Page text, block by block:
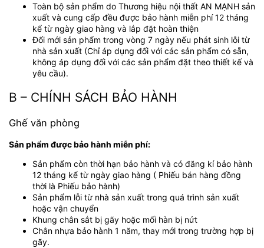
Toàn bộ sản phẩm do Thương hiệu nội thất AN MẠNH sản
xuất và cung cấp đều được bảo hành miễn phí 12 tháng
kể từ ngày giao hàng và lắp đặt hoàn thiện
Đổi mới sản phẩm trong vòng 7 ngày nếu phát sinh lỗi từ
nhà sản xuất (Chỉ áp dụng đối với các sản phẩm có sẵn,
không áp dụng đối với các sản phẩm đặt theo thiết kế và
yêu cầu).
B – CHÍNH SÁCH BẢO HÀNH
Ghế văn phòng
Sản phẩm được bảo hành miễn phí:
Sản phẩm còn thời hạn bảo hành và có đăng kí bảo hành
12 tháng kể từ ngày giao hàng ( Phiếu bán hàng đồng
thời là Phiếu bảo hành)
Sản phẩm lỗi từ nhà sản xuất trong quá trình sản xuất
hoặc vận chuyển
Khung chân sắt bị gãy hoặc mối hàn bị nứt
Chân nhựa bảo hành 1 năm, thay mới trong trường hợp bị
gãy.